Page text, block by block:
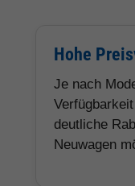
Hohe
Je nach
deutliche
Neuwagen